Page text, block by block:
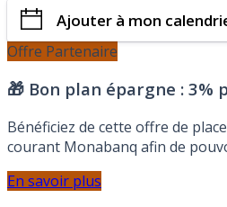
Ajouter à mon
Offre Partenaire
🎁 Bon plan épargne : 3%
Bénéficiez de cette offre de
courant Monabanq afin de
En savoir plus